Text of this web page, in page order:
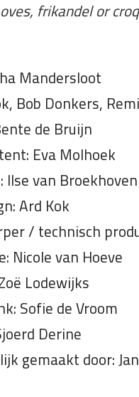
frikandel or
Mandersloot
Bob Donkers,
de Bruijn
Eva Molhoek
Ilse van Broekhoven
Ard Kok
/ technisch
Nicole van Hoeve
Lodewijks
Sofie de Vroom
Derine
gemaakt door: